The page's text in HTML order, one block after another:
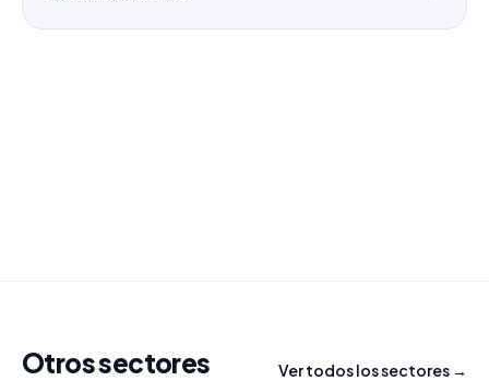
Otros sectores Ver todos los sectores →